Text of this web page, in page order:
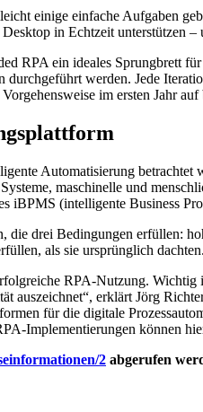
einige einfache Aufgaben
in Echtzeit unterstützen
RPA ein ideales
werden. Jede
im ersten Jahr
Automatisierung
maschinelle und
(intelligente Business
drei Bedingungen erfüllen:
als sie ursprünglich dachten.
RPA-Nutzung.
auszeichnet“, erklärt Jörg
für die digitale
Implementierungen können
2 abgerufen